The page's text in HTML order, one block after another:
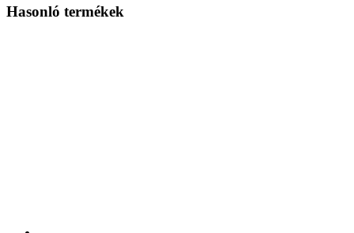
Hasonló termékek